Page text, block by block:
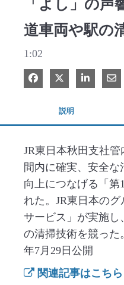
「よし」の
道車両や駅の
1:02
Facebook で共有
Xで共有する
LinkedIn
説明
JR東日本秋田支社
間内に確実、安全
向上につなげる「
れた。JR東日本の
サービス」が実施し
の清掃技術を競った
年7月29日公開
関連記事はこちら